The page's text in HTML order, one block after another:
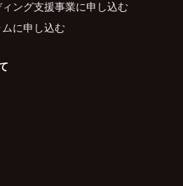
ング支援事業に申し込む
に申し込む